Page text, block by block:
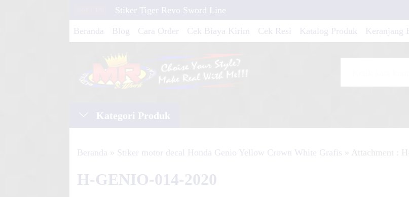
Stiker Tiger Revo Sword Line
Stiker Motor decal Honda Revo Blue White Strip
Stiker motor decal Kawasaki Ninja 2018 All New
AEROX IRON MAN
Li
Stiker motor decal Honda CBR 150 New Stripes
Beranda Blog Cara Order Cek Biaya Kirim Cek Resi Katalog Produk Keranjang
Kategori Produk
Beranda » Stiker motor decal Honda Genio Yellow Crown White Grafis » Attachment :
H-GENIO-014-2020